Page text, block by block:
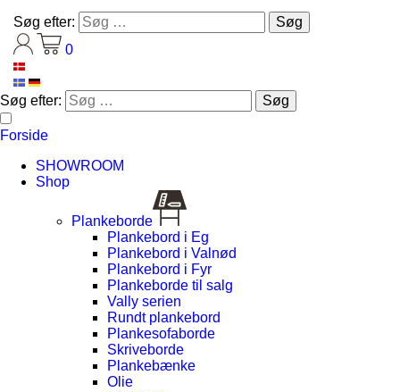
Søg efter:
0
Søg efter:
Forside
SHOWROOM
Shop
Plankeborde
Plankebord i Eg
Plankebord i Valnød
Plankebord i Fyr
Plankeborde til salg
Vally serien
Rundt plankebord
Plankesofaborde
Skriveborde
Plankebænke
Olie